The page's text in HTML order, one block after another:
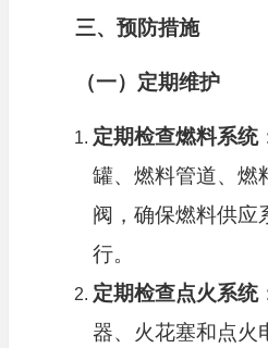
三、预防措施
（一）定期维护
定期检查燃料系统
罐、燃料管道、燃
阀，确保燃料供应
行。
定期检查点火系统
器、火花塞和点火